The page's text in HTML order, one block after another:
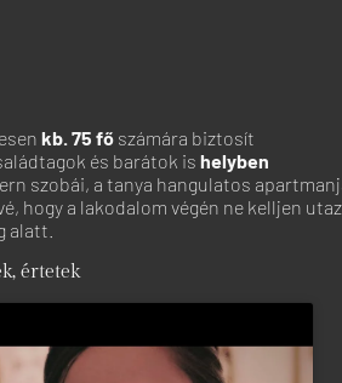
kb. 75 fő számára biztosít
és barátok ishelyben
szobái, a tanya hangulatos
hogy a lakodalom végén ne kelljen
alatt.
értetek